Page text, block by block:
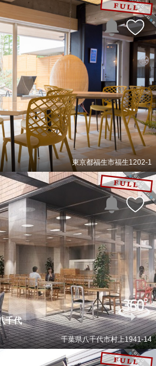
東京都福生市福生1202-1
千代
千葉県八千代市村上1941-14